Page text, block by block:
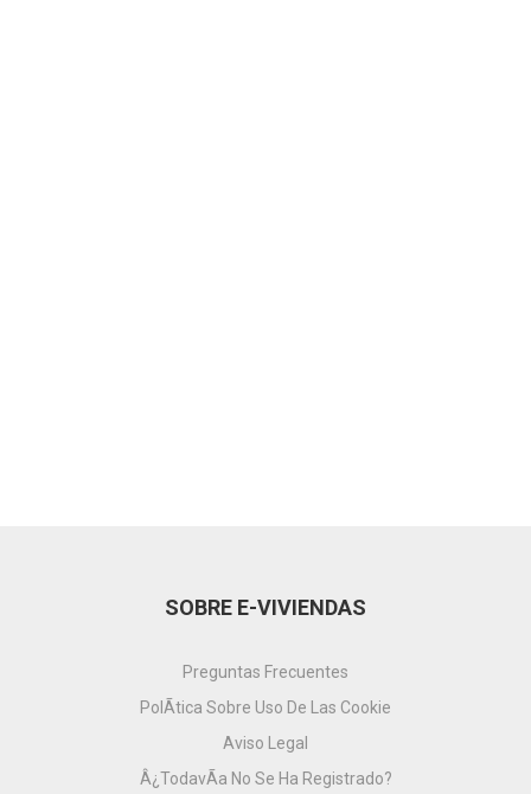
SOBRE E-VIVIENDAS
Preguntas Frecuentes
PolÃ­tica Sobre Uso De Las Cookie
Aviso Legal
Â¿TodavÃ­a No Se Ha Registrado?